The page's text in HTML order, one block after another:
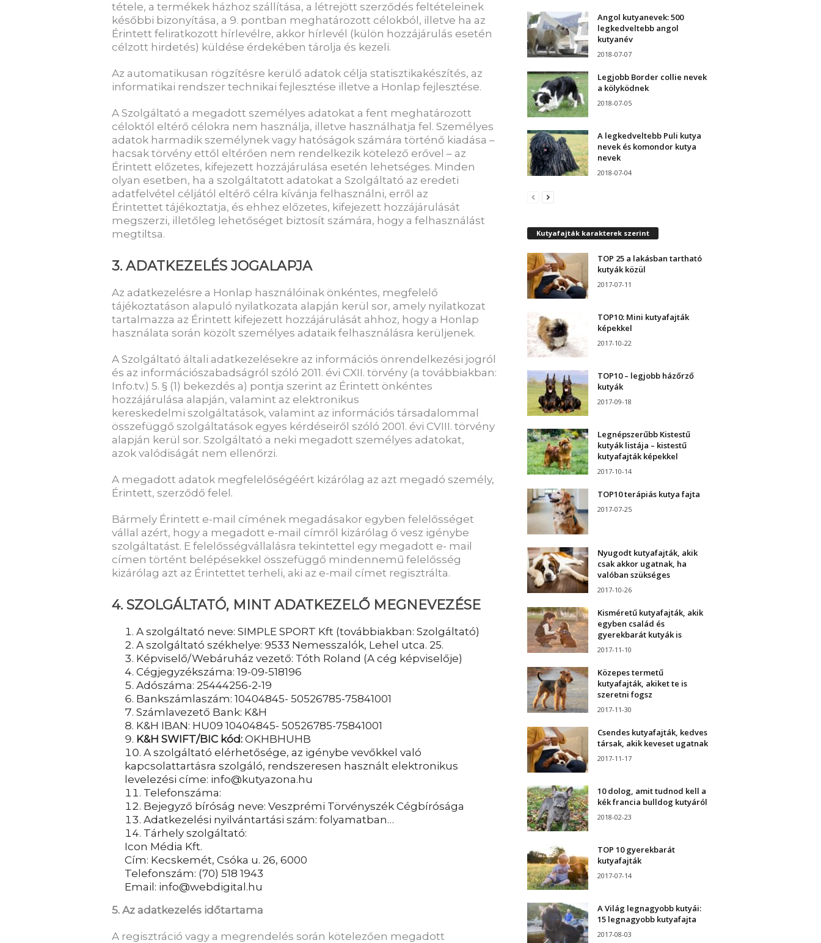
tétele, a termékek házhoz szállítása, a létrejött szerződés feltételeinek
későbbi bizonyítása, a 9. pontban meghatározott célokból, illetve ha az
Érintett feliratkozott hírlevélre, akkor hírlevél (külön hozzájárulás esetén
célzott hirdetés) küldése érdekében tárolja és kezeli.
Az automatikusan rögzítésre kerülő adatok célja statisztikakészítés, az
informatikai rendszer technikai fejlesztése illetve a Honlap fejlesztése.
A Szolgáltató a megadott személyes adatokat a fent meghatározott
céloktól eltérő célokra nem használja, illetve használhatja fel. Személyes
adatok harmadik személynek vagy hatóságok számára történő kiadása –
hacsak törvény ettől eltérően nem rendelkezik kötelező erővel – az
Érintett előzetes, kifejezett hozzájárulása esetén lehetséges. Minden
olyan esetben, ha a szolgáltatott adatokat a Szolgáltató az eredeti
adatfelvétel céljától eltérő célra kívánja felhasználni, erről az
Érintettet tájékoztatja, és ehhez előzetes, kifejezett hozzájárulását
megszerzi, illetőleg lehetőséget biztosít számára, hogy a felhasználást
megtiltsa.
3. ADATKEZELÉS JOGALAPJA
Az adatkezelésre a Honlap használóinak önkéntes, megfelelő
tájékoztatáson alapuló nyilatkozata alapján kerül sor, amely nyilatkozat
tartalmazza az Érintett kifejezett hozzájárulását ahhoz, hogy a Honlap
használata során közölt személyes adataik felhasználásra kerüljenek.
A Szolgáltató általi adatkezelésekre az információs önrendelkezési jogról
és az információszabadságról szóló 2011. évi CXII. törvény (a továbbiakban:
Info.tv.) 5. § (1) bekezdés a) pontja szerint az Érintett önkéntes
hozzájárulása alapján, valamint az elektronikus
kereskedelmi szolgáltatások, valamint az információs társadalommal
összefüggő szolgáltatások egyes kérdéseiről szóló 2001. évi CVIII. törvény
alapján kerül sor. Szolgáltató a neki megadott személyes adatokat,
azok valódiságát nem ellenőrzi.
A megadott adatok megfelelőségéért kizárólag az azt megadó személy,
Érintett, szerződő felel.
Bármely Érintett e-mail címének megadásakor egyben felelősséget
vállal azért, hogy a megadott e-mail címről kizárólag ő vesz igénybe
szolgáltatást. E felelősségvállalásra tekintettel egy megadott e- mail
címen történt belépésekkel összefüggő mindennemű felelősség
kizárólag azt az Érintettet terheli, aki az e-mail címet regisztrálta.
4. SZOLGÁLTATÓ, MINT ADATKEZELŐ MEGNEVEZÉSE
A szolgáltató neve: SIMPLE SPORT Kft (továbbiakban: Szolgáltató)
A szolgáltató székhelye: 9533 Nemesszalók, Lehel utca. 25.
Képviselő/Webáruház vezető: Tóth Roland (A cég képviselője)
Cégjegyzékszáma: 19-09-518196
Adószáma: 25444256-2-19
Bankszámlaszám: 10404845- 50526785-75841001
Számlavezető Bank: K&H
K&H IBAN: HU09 10404845- 50526785-75841001
K&H SWIFT/BIC kód:OKHBHUHB
A szolgáltató elérhetősége, az igénybe vevőkkel való
kapcsolattartásra szolgáló, rendszeresen használt elektronikus
levelezési címe: info@kutyazona.hu
Telefonszáma:
Bejegyző bíróság neve: Veszprémi Törvényszék Cégbírósága
Adatkezelési nyilvántartási szám: folyamatban…
Tárhely szolgáltató:
Icon Média Kft.
Cím: Kecskemét, Csóka u. 26, 6000
Telefonszám: (70) 518 1943
Email: info@webdigital.hu
5. Az adatkezelés időtartama
A regisztráció vagy a megrendelés során kötelezően megadott
Angol kutyanevek: 500
legkedveltebb angol
kutyanév
2018-07-07
Legjobb Border collie nevek
a kölyködnek
2018-07-05
A legkedveltebb Puli kutya
nevek és komondor kutya
nevek
2018-07-04
Kutyafajták karakterek szerint
TOP 25 a lakásban tartható
kutyák közül
2017-07-11
TOP10: Mini kutyafajták
képekkel
2017-10-22
TOP10 – legjobb házőrző
kutyák
2017-09-18
Legnépszerűbb Kistestű
kutyák listája – kistestű
kutyafajták képekkel
2017-10-14
TOP10 terápiás kutya fajta
2017-07-25
Nyugodt kutyafajták, akik
csak akkor ugatnak, ha
valóban szükséges
2017-10-26
Kisméretű kutyafajták, akik
egyben család és
gyerekbarát kutyák is
2017-11-10
Közepes termetű
kutyafajták, akiket te is
szeretni fogsz
2017-11-30
Csendes kutyafajták, kedves
társak, akik keveset ugatnak
2017-11-17
10 dolog, amit tudnod kell a
kék francia bulldog kutyáról
2018-02-23
TOP 10 gyerekbarát
kutyafajták
2017-07-14
A Világ legnagyobb kutyái:
15 legnagyobb kutyafajta
2017-08-03